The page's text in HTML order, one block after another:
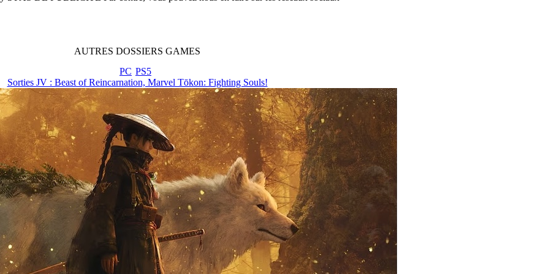
AUTRES DOSSIERS GAMES
PC PS5
Sorties JV : Beast of Reincarnation, Marvel Tōkon: Fighting Souls!